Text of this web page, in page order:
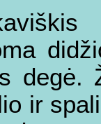
degė.
ir